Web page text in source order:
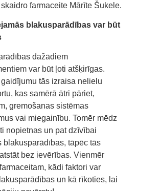
skaidro farmaceite Mārīte Šukele.
blakusparādības var būt
dažādiem
var būt ļoti atšķirīgas.
tās izraisa nelielu
kas samērā ātri pāriet,
gremošanas sistēmas
vai miegainību. Tomēr mēdz
nopietnas un pat dzīvībai
blakusparādības, tāpēc tās
bez ievērības. Vienmēr
kādi faktori var
un kā rīkoties, lai